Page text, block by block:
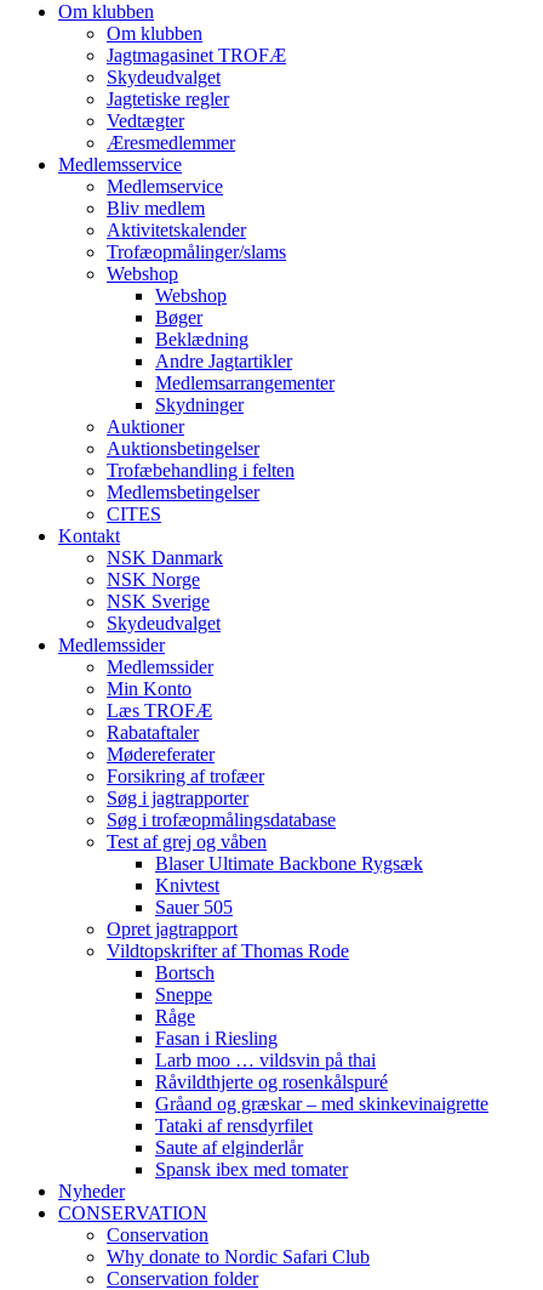
Om klubben
Om klubben
Jagtmagasinet TROFÆ
Skydeudvalget
Jagtetiske regler
Vedtægter
Æresmedlemmer
Medlemsservice
Medlemservice
Bliv medlem
Aktivitetskalender
Trofæopmålinger/slams
Webshop
Webshop
Bøger
Beklædning
Andre Jagtartikler
Medlemsarrangementer
Skydninger
Auktioner
Auktionsbetingelser
Trofæbehandling i felten
Medlemsbetingelser
CITES
Kontakt
NSK Danmark
NSK Norge
NSK Sverige
Skydeudvalget
Medlemssider
Medlemssider
Min Konto
Læs TROFÆ
Rabataftaler
Mødereferater
Forsikring af trofæer
Søg i jagtrapporter
Søg i trofæopmålingsdatabase
Test af grej og våben
Blaser Ultimate Backbone Rygsæk
Knivtest
Sauer 505
Opret jagtrapport
Vildtopskrifter af Thomas Rode
Bortsch
Sneppe
Råge
Fasan i Riesling
Larb moo … vildsvin på thai
Råvildthjerte og rosenkålspuré
Gråand og græskar – med skinkevinaigrette
Tataki af rensdyrfilet
Saute af elginderlår
Spansk ibex med tomater
Nyheder
CONSERVATION
Conservation
Why donate to Nordic Safari Club
Conservation folder